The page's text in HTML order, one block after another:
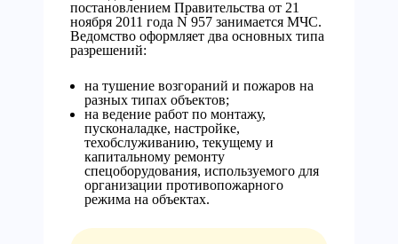
постановлением Правительства от 21
ноября 2011 года N 957 занимается МЧС.
Ведомство оформляет два основных типа
разрешений:
на тушение возгораний и пожаров на
разных типах объектов;
на ведение работ по монтажу,
пусконаладке, настройке,
техобслуживанию, текущему и
капитальному ремонту
спецоборудования, используемого для
организации противопожарного
режима на объектах.